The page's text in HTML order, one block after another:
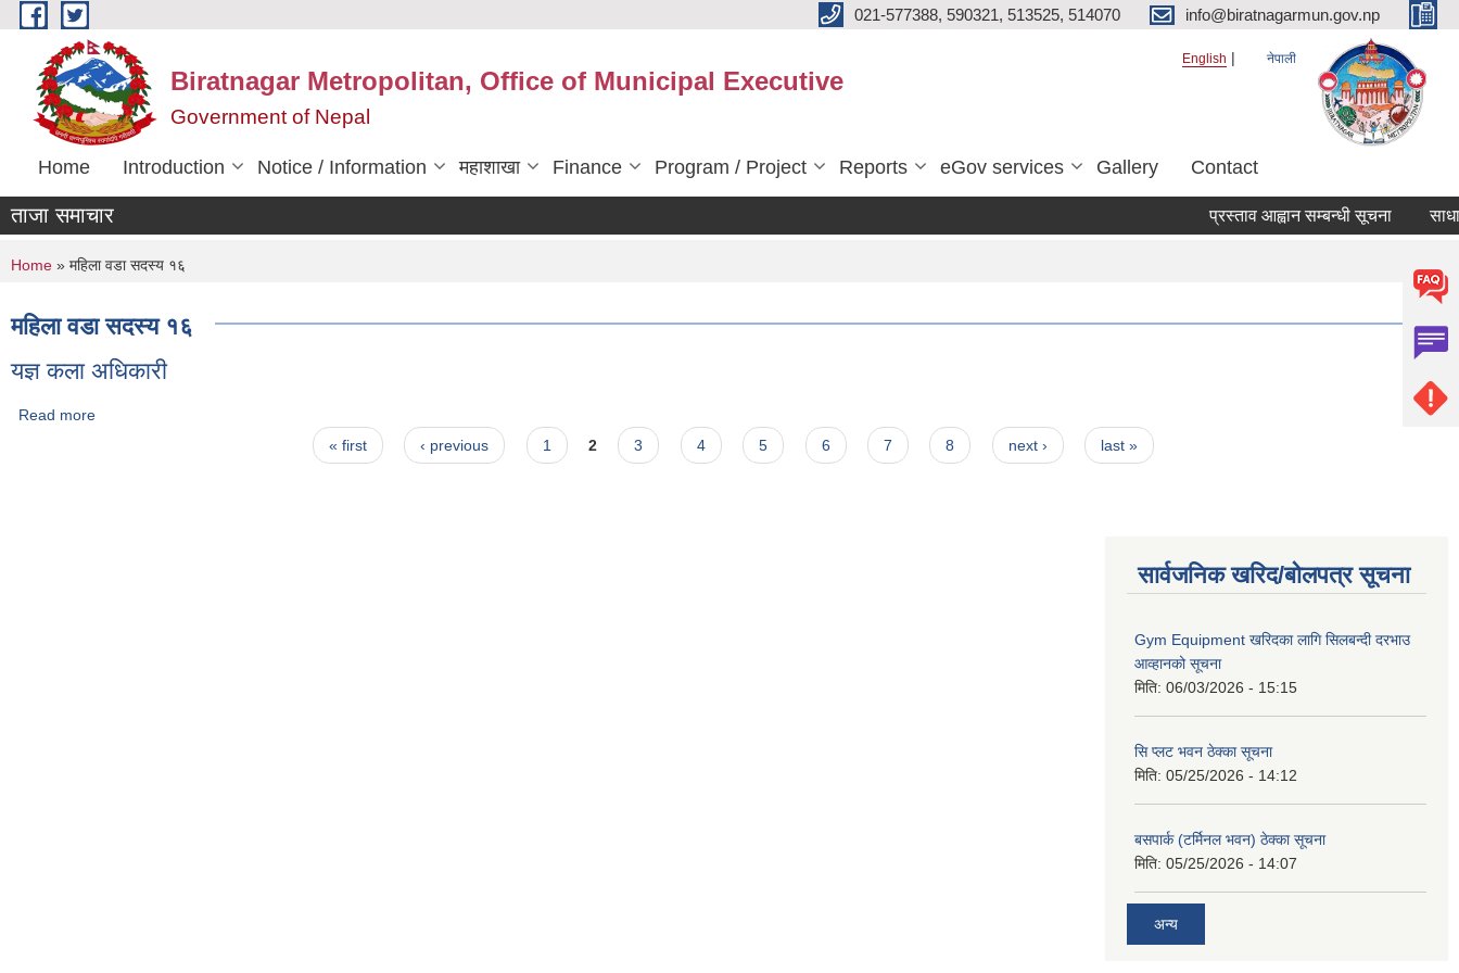
Skip to main content 021-577388, 590321, 513525, 514070 info@biratnagarmun.gov.np
Biratnagar Metropolitan, Office of Municipal Executive
Government of Nepal
English नेपाली
Home Introduction Notice / Information महाशाखा Finance Program / Project Reports eGov services Gallery Contact
ताजा समाचार प्रस्ताव आह्वान सम्बन्धी सूचना
You are here
Home » महिला वडा सदस्य १६
महिला वडा सदस्य १६
यज्ञ कला अधिकारी
Read more
« first ‹ previous 1 2 3 4 5 6 7 8 next › last »
सार्वजनिक खरिद/बोलपत्र सूचना
Gym Equipment खरिदका लागि सिलबन्दी दरभाउ
आव्हानको सूचना
मिति: 06/03/2026 - 15:15
सि प्लट भवन ठेक्का सूचना
मिति: 05/25/2026 - 14:12
बसपार्क (टर्मिनल भवन) ठेक्का सूचना
मिति: 05/25/2026 - 14:07
अन्य